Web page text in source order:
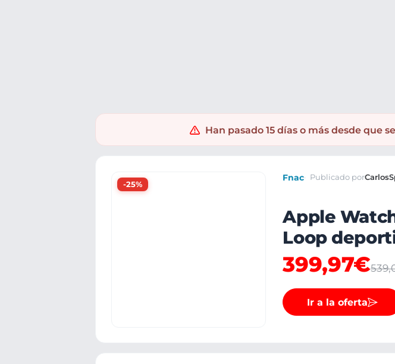
Han pasado 15 días o más desde que
-25%
Fnac Publicado por
Apple
Loop
399,97€
Ir a la oferta